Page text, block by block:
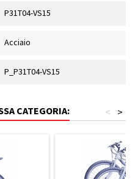
P31T04-VS15
Acciaio
P_P31T04-VS15
CATEGORIA: >
<